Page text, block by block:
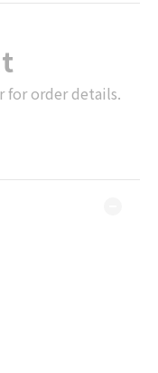
for order details.